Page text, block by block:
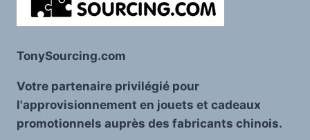
TonySourcing.com
Votre partenaire privilégié pour
l'approvisionnement en jouets et cadeaux
promotionnels auprès des fabricants chinois.